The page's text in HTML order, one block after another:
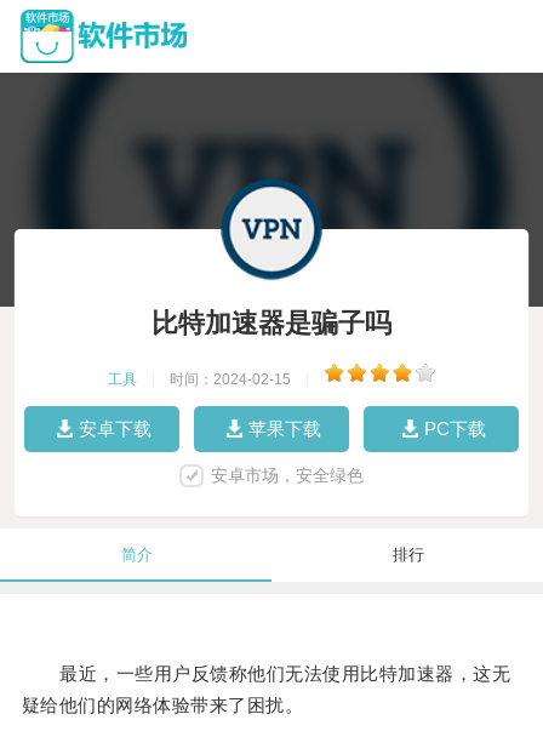
比特加速器是骗子吗
工具 时间：2024-02-15
安卓下载 苹果下载 PC下载
安卓市场，安全绿色
简介 排行
最近，一些用户反馈称他们无法使用比特加速器，这无
疑给他们的网络体验带来了困扰。